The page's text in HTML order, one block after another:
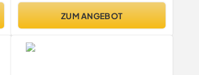
ZUM ANGEBOT